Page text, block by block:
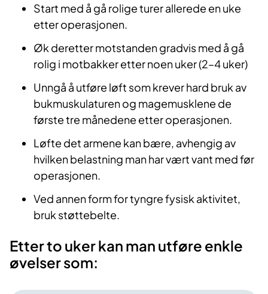
Start med å gå rolige turer allerede en uke
etter operasjonen.
Øk deretter motstanden gradvis med å gå
rolig i motbakker etter noen uker (2–4 uker)
Unngå å utføre løft som krever hard bruk av
bukmuskulaturen og magemusklene de
første tre månedene etter operasjonen.
Løfte det armene kan bære, avhengig av
hvilken belastning man har vært vant med før
operasjonen.
Ved annen form for tyngre fysisk aktivitet,
bruk støttebelte.
Etter to uker kan man utføre enkle
øvelser som: